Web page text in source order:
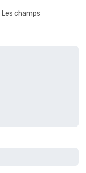
Les champs